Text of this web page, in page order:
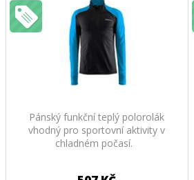
Pánský funkční teplý polorolák
vhodný pro sportovní aktivity v
chladném počasí.